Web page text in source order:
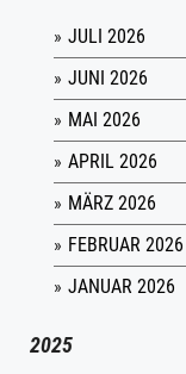
JULI 2026
JUNI 2026
MAI 2026
APRIL 2026
MÄRZ 2026
FEBRUAR 2026
JANUAR 2026
2025